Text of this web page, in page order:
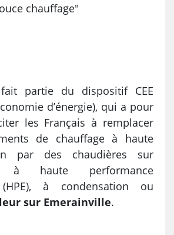
chauffage"
partie du dispositif CEE
d’énergie), qui a pour
les Français à remplacer
de chauffage à haute
par des chaudières sur
à haute performance
(HPE), à condensation ou
sur Emerainville.